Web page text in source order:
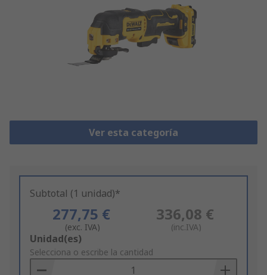
Ver esta categoría
Subtotal (1 unidad)*
277,75 €
(exc. IVA)
336,08 €
(inc.IVA)
Add
to
Basket
Unidad(es)
Selecciona o escribe la cantidad